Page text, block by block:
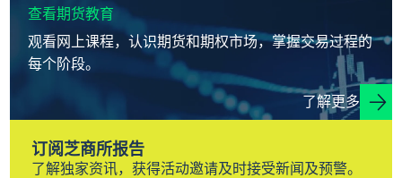
查看期货教育
观看网上课程，认识期货和期权市场，掌握交易过程的
每个阶段。
了解更多
订阅芝商所报告
了解独家资讯，获得活动邀请及时接受新闻及预警。